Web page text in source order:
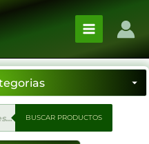
BUSCAR PRODUCTOS